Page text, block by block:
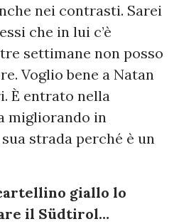
nei contrasti. Sarei
che in lui c’è
settimane non posso
Voglio bene a Natan
È entrato nella
migliorando in
strada perché è un
giallo lo
il Südtirol…